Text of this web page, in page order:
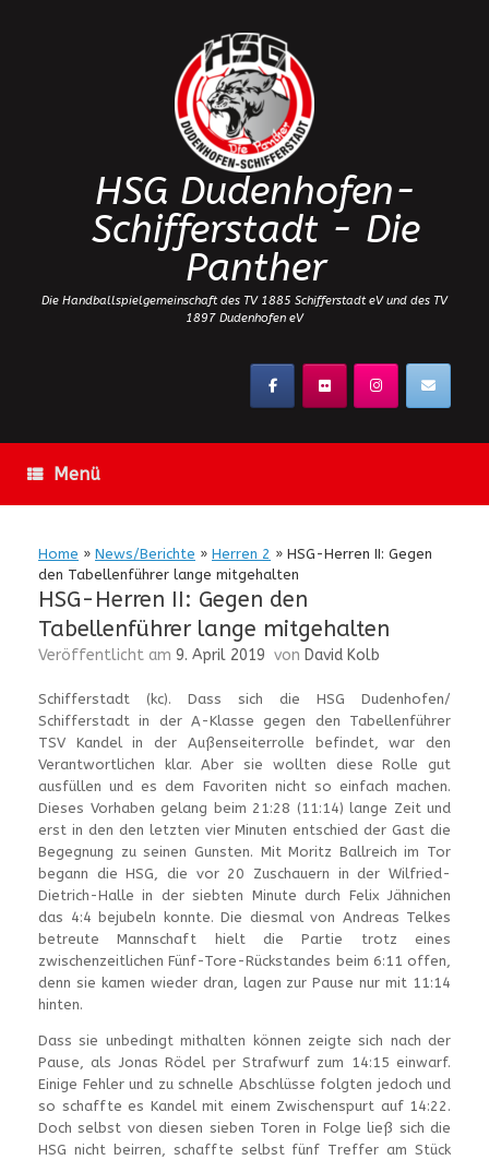
HSG Dudenhofen-
Schifferstadt - Die
Panther
Die Handballspielgemeinschaft des TV 1885 Schifferstadt eV und des TV
1897 Dudenhofen eV
Menü
Home » News/Berichte » Herren 2 » HSG-Herren II: Gegen
den Tabellenführer lange mitgehalten
HSG-Herren II: Gegen den
Tabellenführer lange mitgehalten
Veröffentlicht am 9. April 2019 von David Kolb
Schifferstadt (kc). Dass sich die HSG Dudenhofen/
Schifferstadt in der A-Klasse gegen den Tabellenführer
TSV Kandel in der Außenseiterrolle befindet, war den
Verantwortlichen klar. Aber sie wollten diese Rolle gut
ausfüllen und es dem Favoriten nicht so einfach machen.
Dieses Vorhaben gelang beim 21:28 (11:14) lange Zeit und
erst in den den letzten vier Minuten entschied der Gast die
Begegnung zu seinen Gunsten. Mit Moritz Ballreich im Tor
begann die HSG, die vor 20 Zuschauern in der Wilfried-
Dietrich-Halle in der siebten Minute durch Felix Jähnichen
das 4:4 bejubeln konnte. Die diesmal von Andreas Telkes
betreute Mannschaft hielt die Partie trotz eines
zwischenzeitlichen Fünf-Tore-Rückstandes beim 6:11 offen,
denn sie kamen wieder dran, lagen zur Pause nur mit 11:14
hinten.
Dass sie unbedingt mithalten können zeigte sich nach der
Pause, als Jonas Rödel per Strafwurf zum 14:15 einwarf.
Einige Fehler und zu schnelle Abschlüsse folgten jedoch und
so schaffte es Kandel mit einem Zwischenspurt auf 14:22.
Doch selbst von diesen sieben Toren in Folge ließ sich die
HSG nicht beirren, schaffte selbst fünf Treffer am Stück